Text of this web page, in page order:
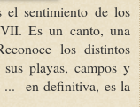
el sentimiento de los
Es un canto, una
los distintos
playas, campos y
... en definitiva, es la